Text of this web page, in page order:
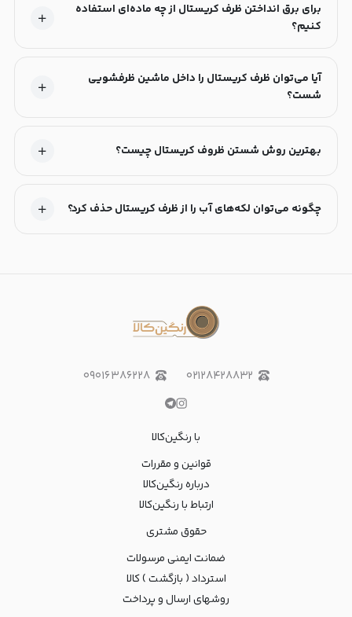
برای برق انداختن ظرف کریستال از چه ماده‌ای استفاده
کنیم؟
آیا می‌توان ظرف کریستال را داخل ماشین ظرفشویی
شست؟
بهترین روش شستن ظروف کریستال چیست؟
چگونه می‌توان لکه‌های آب را از ظرف کریستال حذف کرد؟
۰۲۱۲۸۴۲۸۸۳۲ ۰۹۰۱۶۳۸۶۲۲۸
با رنگین‌کالا
قوانین و مقررات
درباره رنگین‌کالا
ارتباط با رنگین‌کالا
حقوق مشتری
ضمانت ایمنی مرسولات
استرداد ( بازگشت ) کالا
روشهای ارسال و پرداخت